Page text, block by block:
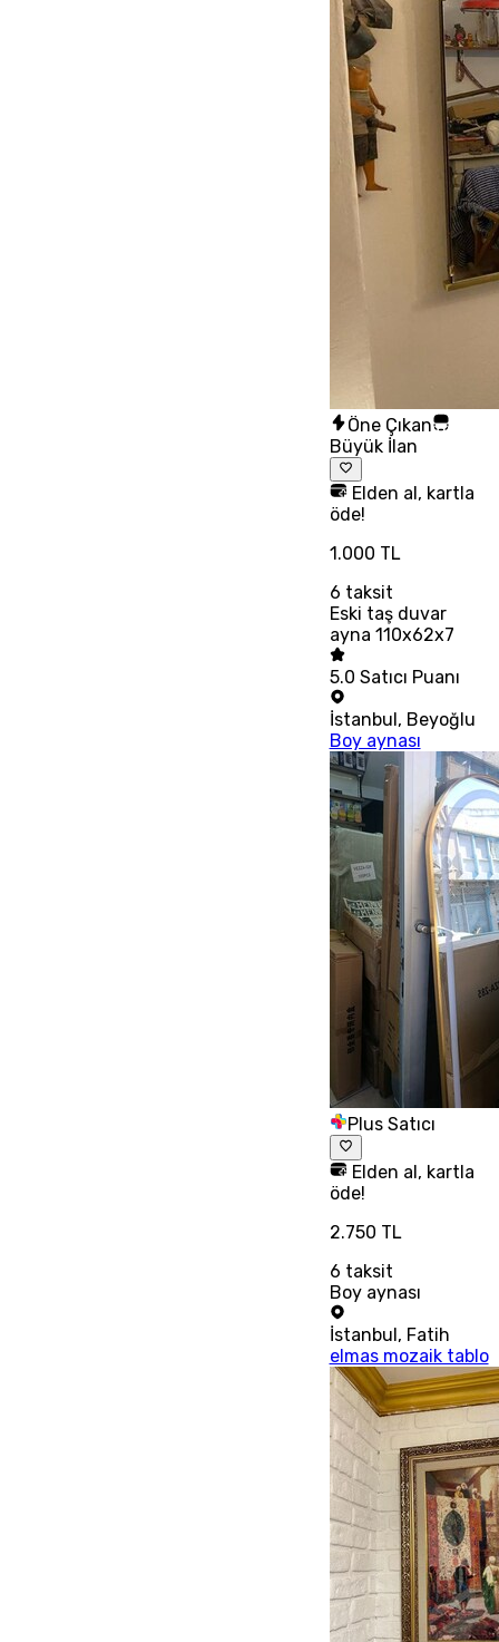
Öne Çıkan
Büyük İlan
Elden al, kartla
öde!
1.000 TL
6 taksit
Eski taş duvar
ayna 110x62x7
5.0 Satıcı Puanı
İstanbul , Beyoğlu
Boy aynası
Plus Satıcı
Elden al, kartla
öde!
2.750 TL
6 taksit
Boy aynası
İstanbul, Fatih
elmas mozaik tablo